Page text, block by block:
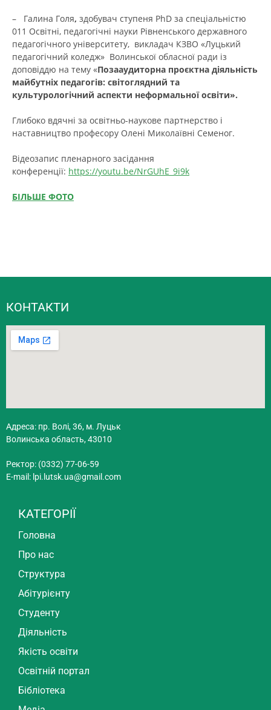
– Галина Голя, здобувач ступеня PhD за спеціальністю
011 Освітні, педагогічні науки Рівненського державного
педагогічного університету, викладач КЗВО «Луцький
педагогічний коледж» Волинської обласної ради із
доповіддю на тему «Позааудиторна проєктна діяльність
майбутніх педагогів: світоглядний та
культурологічний аспекти неформальної освіти».
Глибоко вдячні за освітньо-наукове партнерство і
наставництво професору Олені Миколаївні Семеног.
Відеозапис пленарного засідання
конференції: https://youtu.be/NrGUhE_9i9k
БІЛЬШЕ ФОТО
КОНТАКТИ
Адреса: пр. Волі, 36, м. Луцьк
Волинська область, 43010
Ректор: (0332) 77-06-59
E-mail: lpi.lutsk.ua@gmail.com
КАТЕГОРІЇ
Головна
Про нас
Структура
Абітурієнту
Студенту
Діяльність
Якість освіти
Освітній портал
Бібліотека